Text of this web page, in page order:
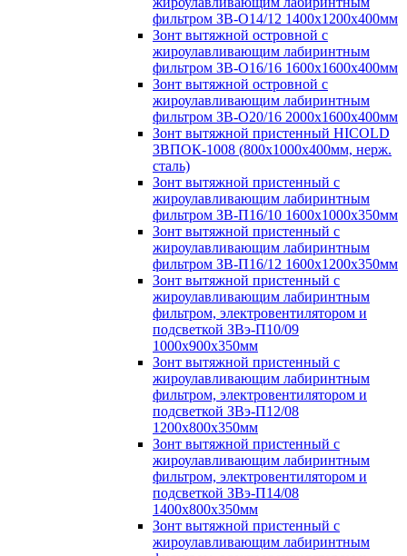
фильтром ЗВ-О14/12 1400х1200х400мм
Зонт вытяжной островной с
жироулавливающим лабиринтным
фильтром ЗВ-О16/16 1600х1600х400мм
Зонт вытяжной островной с
жироулавливающим лабиринтным
фильтром ЗВ-О20/16 2000х1600х400мм
Зонт вытяжной пристенный HICOLD
ЗВПОК-1008 (800х1000х400мм, нерж.
сталь)
Зонт вытяжной пристенный с
жироулавливающим лабиринтным
фильтром ЗВ-П16/10 1600х1000х350мм
Зонт вытяжной пристенный с
жироулавливающим лабиринтным
фильтром ЗВ-П16/12 1600х1200х350мм
Зонт вытяжной пристенный с
жироулавливающим лабиринтным
фильтром, электровентилятором и
подсветкой ЗВэ-П10/09
1000х900х350мм
Зонт вытяжной пристенный с
жироулавливающим лабиринтным
фильтром, электровентилятором и
подсветкой ЗВэ-П12/08
1200х800х350мм
Зонт вытяжной пристенный с
жироулавливающим лабиринтным
фильтром, электровентилятором и
подсветкой ЗВэ-П14/08
1400х800х350мм
Зонт вытяжной пристенный с
жироулавливающим лабиринтным